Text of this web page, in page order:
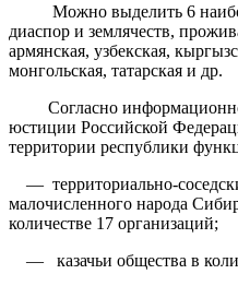
Можно выделить 6
диаспор и землячеств,
армянская, узбекская,
монгольская, татарская и др.
Согласно
юстиции Российской
территории республики
— территориально-
малочисленного народа
количестве 17 организаций;
— казачьи общества в